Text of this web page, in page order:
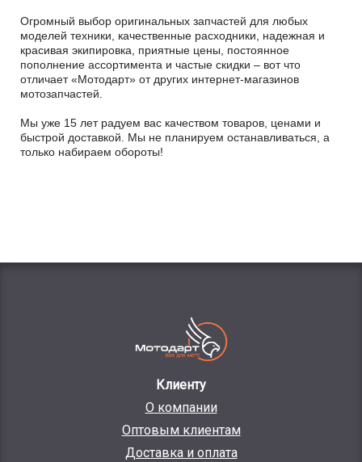
Огромный выбор оригинальных запчастей для любых
моделей техники, качественные расходники, надежная и
красивая экипировка, приятные цены, постоянное
пополнение ассортимента и частые скидки – вот что
отличает «Мотодарт» от других интернет-магазинов
мотозапчастей.
Мы уже 15 лет радуем вас качеством товаров, ценами и
быстрой доставкой. Мы не планируем останавливаться, а
только набираем обороты!
Клиенту
О компании
Оптовым клиентам
Доставка и оплата